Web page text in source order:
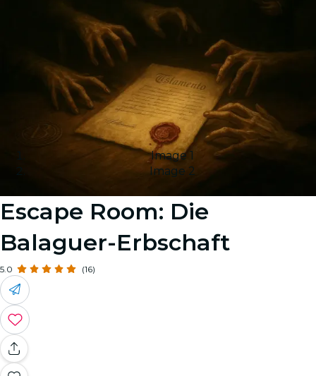
Image 1
Image 2
Escape Room: Die
Balaguer-Erbschaft
5.0 (16)